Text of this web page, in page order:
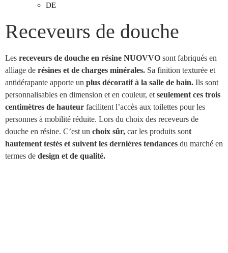
DE
Receveurs de douche
Les receveurs de douche en résine NUOVVO sont fabriqués en
alliage de résines et de charges minérales. Sa finition texturée et
antidérapante apporte un plus décoratif à la salle de bain. Ils sont
personnalisables en dimension et en couleur, et seulement ces trois
centimètres de hauteur facilitent l’accès aux toilettes pour les
personnes à mobilité réduite. Lors du choix des receveurs de
douche en résine. C’est un choix sûr, car les produits sont
hautement testés et suivent les dernières tendances du marché en
termes de design et de qualité.